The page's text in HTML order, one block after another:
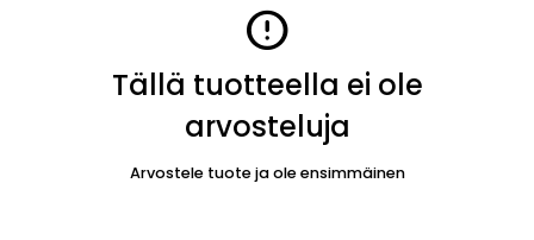
error
Tällä tuotteella ei ole
arvosteluja
Arvostele tuote ja ole ensimmäinen